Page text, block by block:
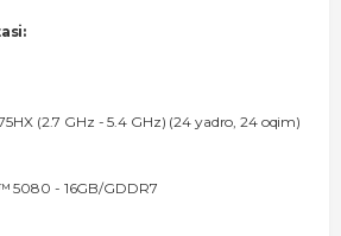
(2.7 GHz - 5.4 GHz) (24 yadro, 24 oqim)
5080 - 16GB/GDDR7